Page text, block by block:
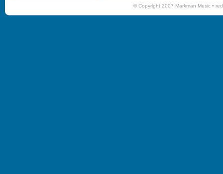
© Copyright 2007 Markman Music •